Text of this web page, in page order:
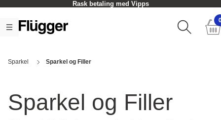
Hent i butikk - Som oftest innen en time
Sparkel Sparkel og Filler
Sparkel og Filler